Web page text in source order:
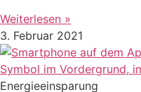
Weiterlesen »
3. Februar 2021
Energieeinsparung